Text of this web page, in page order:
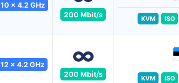
10 x 4.2 GHz
200 Mbit/s
KVM ISO
12 x 4.2 GHz
200 Mbit/s
KVM ISO